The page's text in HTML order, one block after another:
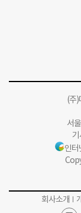
(주
서
인터
회사소개